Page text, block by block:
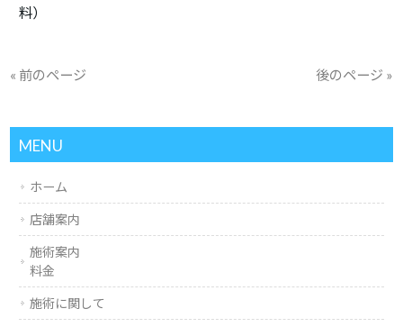
料）
« 前のページ 後のページ »
MENU
ホーム
店舗案内
施術案内
料金
施術に関して